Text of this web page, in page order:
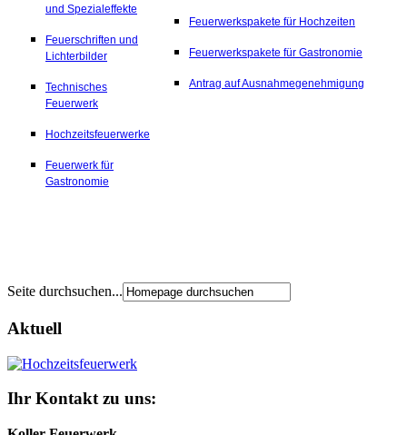
und Spezialeffekte
Feuerschriften und
Lichterbilder
Technisches
Feuerwerk
Hochzeitsfeuerwerke
Feuerwerk für
Gastronomie
Feuerwerkspakete für Hochzeiten
Feuerwerkspakete für Gastronomie
Antrag auf Ausnahmegenehmigung
Seite durchsuchen...
Aktuell
Ihr Kontakt zu uns: